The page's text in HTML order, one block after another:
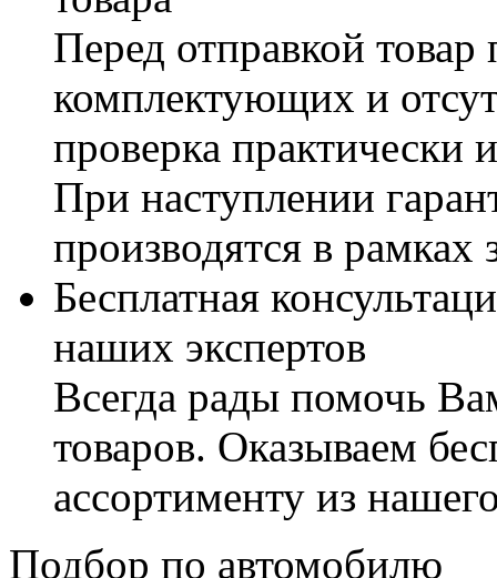
Перед отправкой товар
комплектующих и
проверка практически
При наступлении
производятся в рамках
Бесплатная
наших экспертов
Всегда рады помочь
товаров. Оказываем
ассортименту из
Подбор по автомобилю